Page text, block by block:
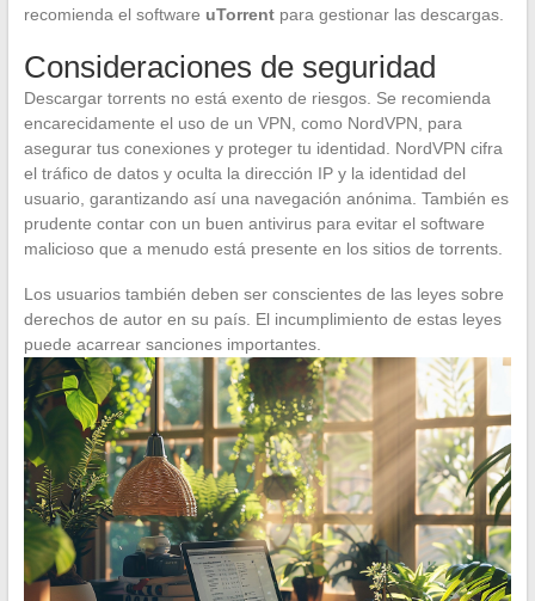
recomienda el software uTorrentpara gestionar las descargas.
Consideraciones de seguridad
Descargar torrents no está exento de riesgos. Se recomienda
encarecidamente el uso de un VPN, como NordVPN, para
asegurar tus conexiones y proteger tu identidad. NordVPN cifra
el tráfico de datos y oculta la dirección IP y la identidad del
usuario, garantizando así una navegación anónima. También es
prudente contar con un buen antivirus para evitar el software
malicioso que a menudo está presente en los sitios de torrents.
Los usuarios también deben ser conscientes de las leyes sobre
derechos de autor en su país. El incumplimiento de estas leyes
puede acarrear sanciones importantes.